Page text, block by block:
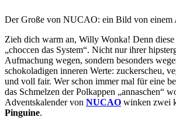
Der Große von NUCAO: ein Bild von einem
Zieh dich warm an, Willy Wonka! Denn
„choccen das System“. Nicht nur ihrer
Aufmachung wegen, sondern besonders
schokoladigen inneren Werte: zuckerscheu,
und voll fair. Wer schon immer mal für eine
das Schmelzen der Polkappen „annaschen“
Adventskalender von NUCAO winken zwei
Pinguine.